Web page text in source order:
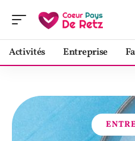
Activités Entreprise